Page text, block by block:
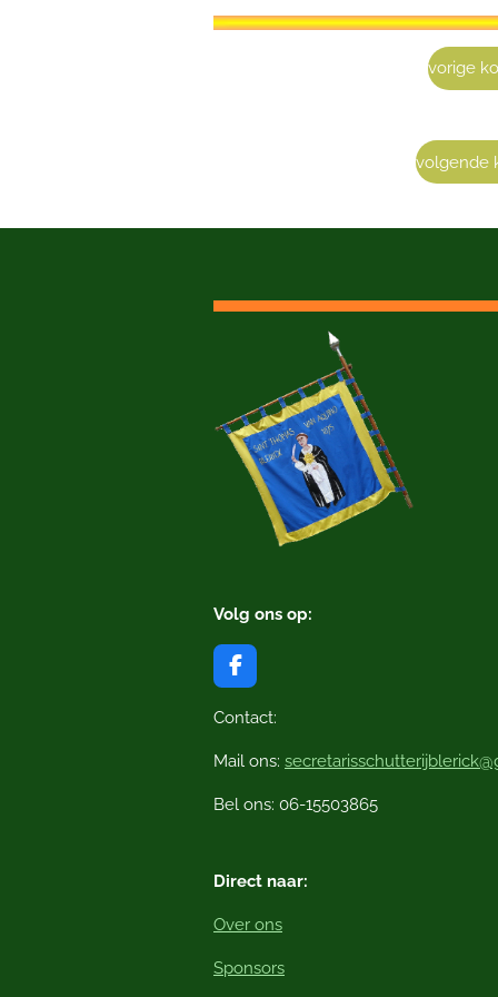
vorige
volgende
Volg ons op:
F
a
c
b
o
k
Contact:
Mail ons:
Bel ons: 06-15503865
Direct naar:
Over ons
Sponsors